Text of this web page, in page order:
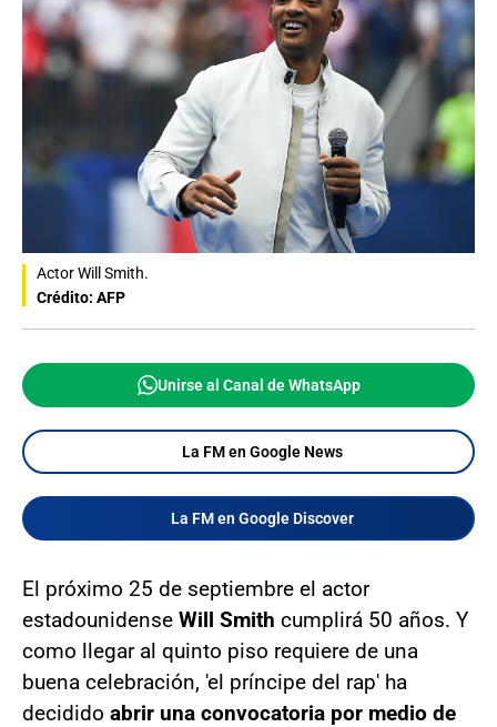
Actor Will Smith.
Crédito: AFP
Unirse al Canal de WhatsApp
La FM en Google News
La FM en Google Discover
El próximo 25 de septiembre el actor
estadounidense Will Smith cumplirá 50 años. Y
como llegar al quinto piso requiere de una
buena celebración, 'el príncipe del rap' ha
decidido abrir una convocatoria por medio de